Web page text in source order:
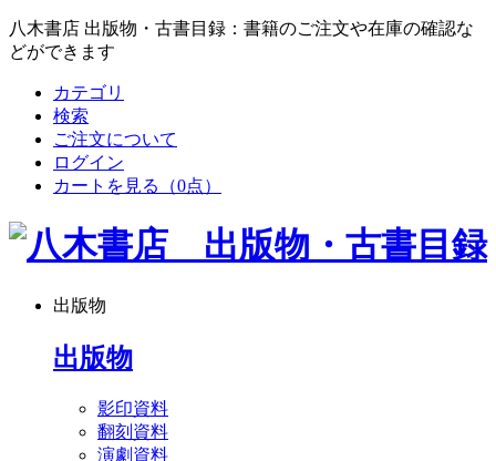
八木書店 出版物・古書目録：書籍のご注文や在庫の確認な
どができます
カテゴリ
検索
ご注文について
ログイン
カートを見る
（0点）
出版物
出版物
影印資料
翻刻資料
演劇資料